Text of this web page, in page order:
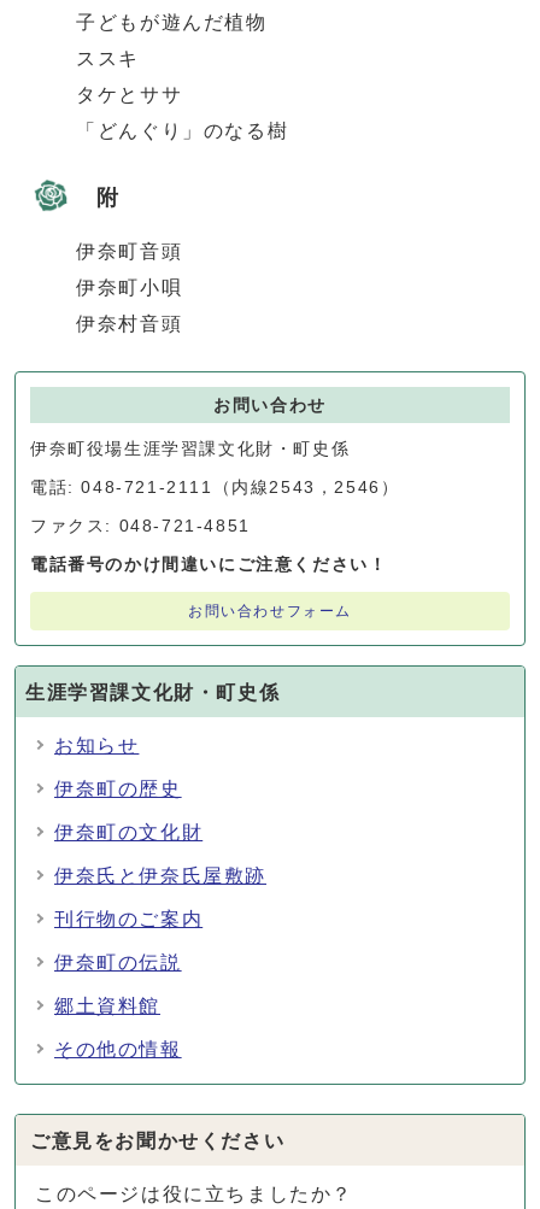
子どもが遊んだ植物
ススキ
タケとササ
「どんぐり」のなる樹
附
伊奈町音頭
伊奈町小唄
伊奈村音頭
お問い合わせ
伊奈町役場生涯学習課文化財・町史係
電話: 048-721-2111（内線2543，2546）
ファクス: 048-721-4851
電話番号のかけ間違いにご注意ください！
お問い合わせフォーム
生涯学習課文化財・町史係
お知らせ
伊奈町の歴史
伊奈町の文化財
伊奈氏と伊奈氏屋敷跡
刊行物のご案内
伊奈町の伝説
郷土資料館
その他の情報
ご意見をお聞かせください
このページは役に立ちましたか？